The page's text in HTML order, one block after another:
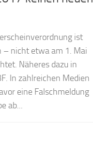
ist
nicht etwa am 1. Mai
Näheres dazu in
In zahlreichen Medien
eine Falschmeldung
ab...